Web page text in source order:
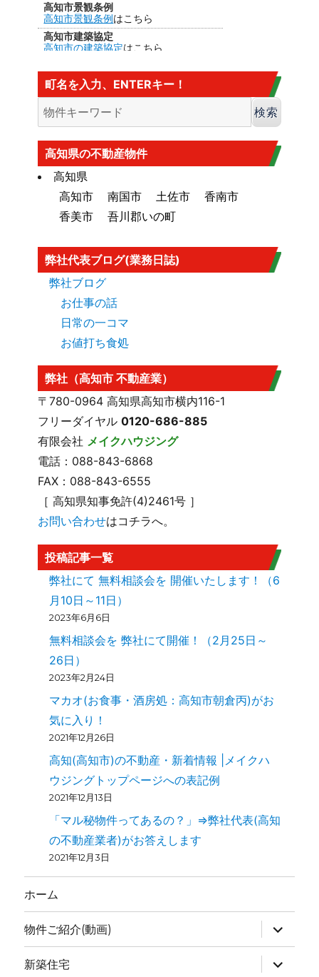
高知市景観条例
高知市景観条例 はこちら
高知市建築協定
高知市の建築協定はこちら
高知市の建法22条区域
はこちら・・・
カヤ葺き、ログハウスはダメ
香南市の海抜
香南市の海抜（標高）
高知市大規模盛土造成地マップ
ら
町名を入力、ENTERキー！
高知県の不動産物件
高知県
高知市
南国市 土佐市
香南市
香美市
吾川郡いの町
弊社代表ブログ(業務日誌)
弊社ブログ
お仕事の話
日常の一コマ
お値打ち食処
弊社（高知市 不動産業）
〒780-0964 高知県高知市横内116-1
フリーダイヤル0120-686-885
有限会社 メイクハウジング
電話：088-843-6868
FAX：088-843-6555
［ 高知県知事免許(4)2461号 ］
お問い合わせはコチラへ。
投稿記事一覧
弊社にて 無料相談会を 開催いたします！（6
月10日～11日）
2023年6月6日
無料相談会を 弊社にて開催！（2月25日～
26日）
2023年2月24日
マカオ(お食事・酒房処：高知市朝倉丙)がお
気に入り！
2021年12月26日
高知(高知市)の不動産・新着情報 |メイクハ
ウジングトップページへの表記例
2021年12月13日
「マル秘物件ってあるの？」⇒弊社代表(高知
の不動産業者)がお答えします
2021年12月3日
ホーム
物件ご紹介(動画)
新築住宅